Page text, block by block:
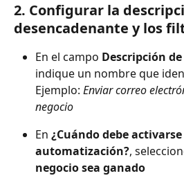
2. Configurar la
desencadenante y los
En el campo Descripción
indique un nombre que
Ejemplo: Enviar correo
negocio
En ¿Cuándo debe
automatización?,
negocio sea ganado